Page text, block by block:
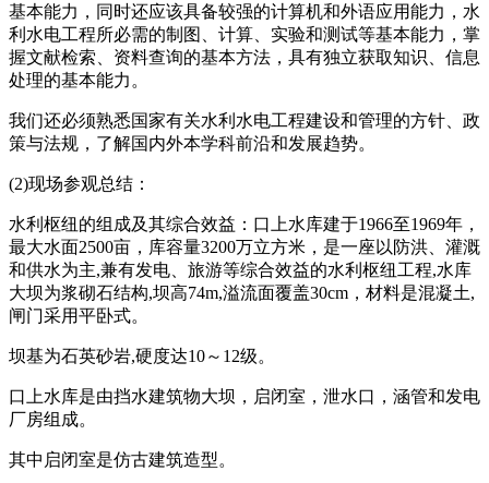
基本能力，同时还应该具备较强的计算机和外语应用能力，水
利水电工程所必需的制图、计算、实验和测试等基本能力，掌
握文献检索、资料查询的基本方法，具有独立获取知识、信息
处理的基本能力。
我们还必须熟悉国家有关水利水电工程建设和管理的方针、政
策与法规，了解国内外本学科前沿和发展趋势。
(2)现场参观总结：
水利枢纽的组成及其综合效益：口上水库建于1966至1969年，
最大水面2500亩，库容量3200万立方米，是一座以防洪、灌溉
和供水为主,兼有发电、旅游等综合效益的水利枢纽工程,水库
大坝为浆砌石结构,坝高74m,溢流面覆盖30cm，材料是混凝土,
闸门采用平卧式。
坝基为石英砂岩,硬度达10～12级。
口上水库是由挡水建筑物大坝，启闭室，泄水口，涵管和发电
厂房组成。
其中启闭室是仿古建筑造型。